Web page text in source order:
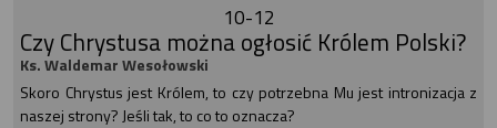
10-12
Czy Chrystusa można ogłosić Królem Polski?
Ks. Waldemar Wesołowski
Skoro Chrystus jest Królem, to czy potrzebna Mu jest intronizacja z
naszej strony? Jeśli tak, to co to oznacza?